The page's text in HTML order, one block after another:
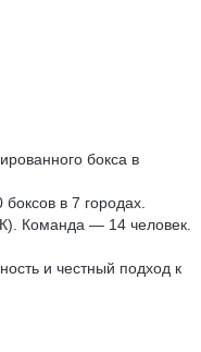
бокса в
в 7 городах.
Команда — 14 человек.
и честный подход к